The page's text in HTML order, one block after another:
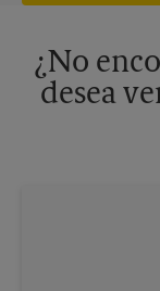
¿No
desea